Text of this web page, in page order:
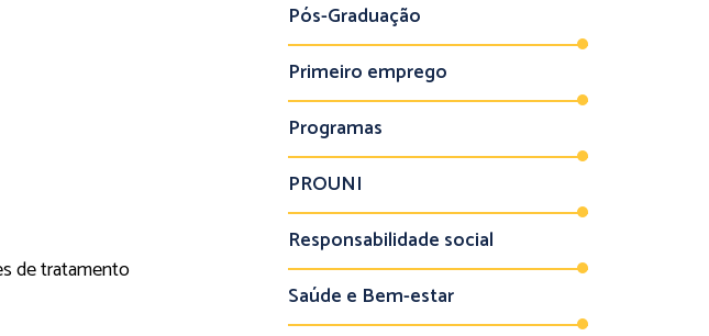
de tratamento
Pós-Graduação
Primeiro emprego
Programas
PROUNI
Responsabilidade social
Saúde e Bem-estar